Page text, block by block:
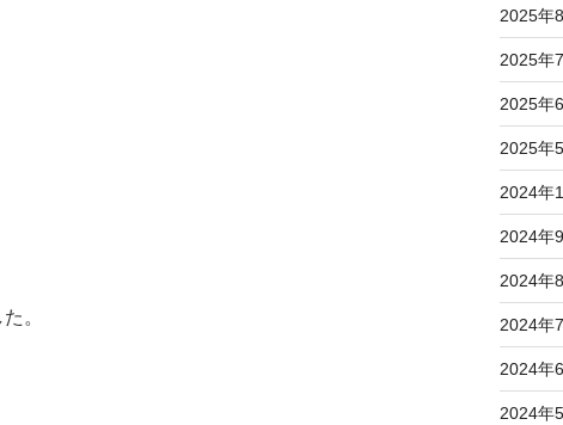
。
2025年
2025年
2025年
2025年
2024年
2024年
2024年
2024年
2024年
2024年